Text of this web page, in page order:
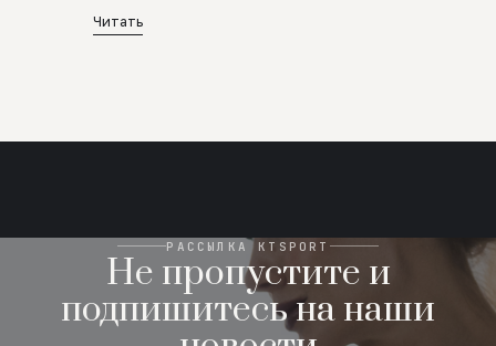
Читать
РАССЫЛКА KTSPORT
Не пропустите и
подпишитесь на наши